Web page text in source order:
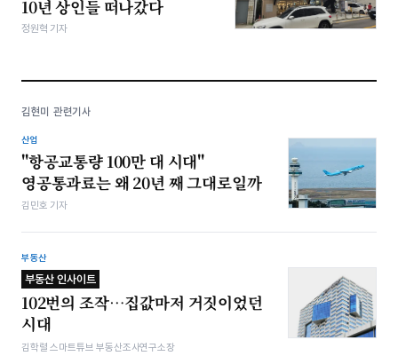
10년 상인들 떠나갔다
정원혁 기자
김현미 관련기사
산업
"항공교통량 100만 대 시대"
영공통과료는 왜 20년 째 그대로일까
김민호 기자
부동산
부동산 인사이트
102번의 조작…집값마저 거짓이었던
시대
김학렬 스마트튜브 부동산조사연구소장